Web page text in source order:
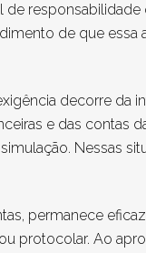
de que
decorre da
e das contas
Nessas
permanece
protocolar. Ao